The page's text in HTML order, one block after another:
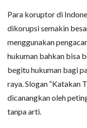
Para koruptor di
dikorupsi semakin
menggunakan
hukuman bahkan bisa
begitu hukuman bagi
raya. Slogan “Katakan
dicanangkan oleh
tanpa arti.